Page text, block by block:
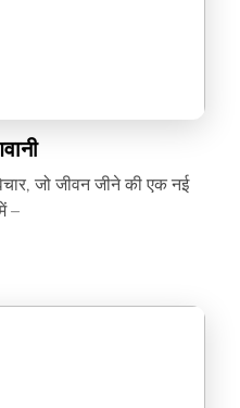
जो जीवन जीने की एक नई
–